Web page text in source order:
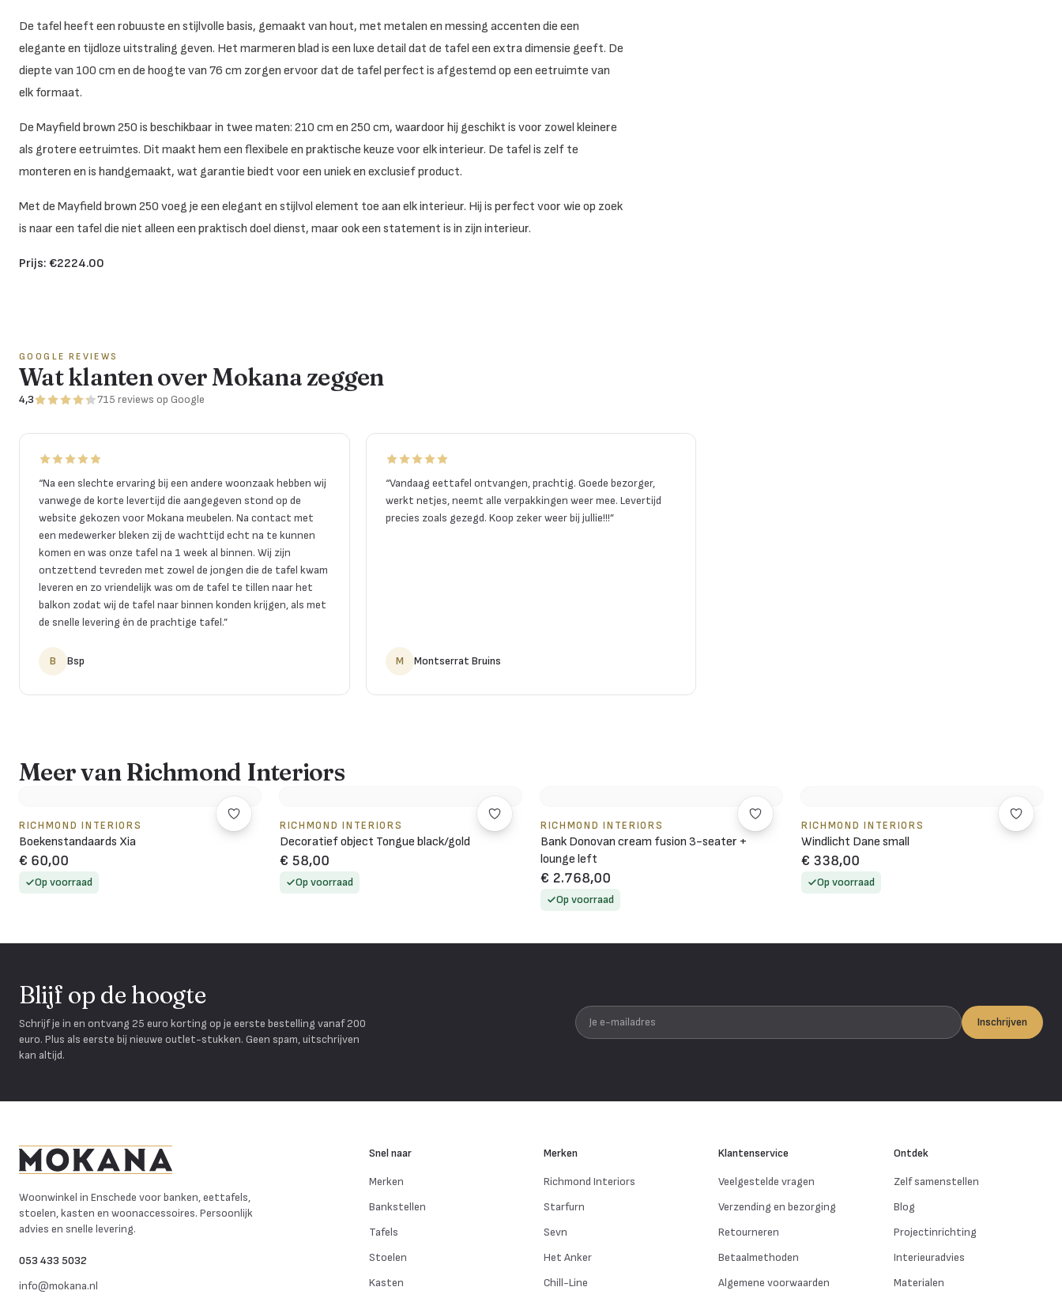
De tafel heeft een robuuste en stijlvolle basis, gemaakt van hout, met metalen en messing accenten die een
elegante en tijdloze uitstraling geven. Het marmeren blad is een luxe detail dat de tafel een extra dimensie geeft. De
diepte van 100 cm en de hoogte van 76 cm zorgen ervoor dat de tafel perfect is afgestemd op een eetruimte van
elk formaat.
De Mayfield brown 250 is beschikbaar in twee maten: 210 cm en 250 cm, waardoor hij geschikt is voor zowel kleinere
als grotere eetruimtes. Dit maakt hem een flexibele en praktische keuze voor elk interieur. De tafel is zelf te
monteren en is handgemaakt, wat garantie biedt voor een uniek en exclusief product.
Met de Mayfield brown 250 voeg je een elegant en stijlvol element toe aan elk interieur. Hij is perfect voor wie op zoek
is naar een tafel die niet alleen een praktisch doel dienst, maar ook een statement is in zijn interieur.
Prijs: €2224.00
GOOGLE REVIEWS
Wat klanten over Mokana zeggen
4,3 715 reviews op Google
“Na een slechte ervaring bij een andere woonzaak hebben wij
vanwege de korte levertijd die aangegeven stond op de
website gekozen voor Mokana meubelen. Na contact met
een medewerker bleken zij de wachttijd echt na te kunnen
komen en was onze tafel na 1 week al binnen. Wij zijn
ontzettend tevreden met zowel de jongen die de tafel kwam
leveren en zo vriendelijk was om de tafel te tillen naar het
balkon zodat wij de tafel naar binnen konden krijgen, als met
de snelle levering én de prachtige tafel.”
B Bsp
“Vandaag eettafel ontvangen, prachtig. Goede bezorger,
werkt netjes, neemt alle verpakkingen weer mee. Levertijd
precies zoals gezegd. Koop zeker weer bij jullie!!!”
M Montserrat Bruins
Meer van Richmond Interiors
RICHMOND INTERIORS
Boekenstandaards Xia
€ 60,00
Op voorraad
RICHMOND INTERIORS
Decoratief object Tongue black/gold
€ 58,00
Op voorraad
RICHMOND INTERIORS
Bank Donovan cream fusion 3-seater +
lounge left
€ 2.768,00
Op voorraad
RICHMOND INTERIORS
Windlicht Dane small
€ 338,00
Op voorraad
Blijf op de hoogte
Schrijf je in en ontvang 25 euro korting op je eerste bestelling vanaf 200
euro. Plus als eerste bij nieuwe outlet-stukken. Geen spam, uitschrijven
kan altijd.
Je e-mailadres
Inschrijven
Woonwinkel in Enschede voor banken, eettafels,
stoelen, kasten en woonaccessoires. Persoonlijk
advies en snelle levering.
053 433 5032
info@mokana.nl
Snel naar
Merken
Bankstellen
Tafels
Stoelen
Kasten
Merken
Richmond Interiors
Starfurn
Sevn
Het Anker
Chill-Line
Klantenservice
Veelgestelde vragen
Verzending en bezorging
Retourneren
Betaalmethoden
Algemene voorwaarden
Ontdek
Zelf samenstellen
Blog
Projectinrichting
Interieuradvies
Materialen